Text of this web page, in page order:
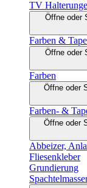
TV
Öffne oder
Farben &
Öffne oder
Farben
Öffne oder
Farben- &
Öffne oder
Abbeizer,
Fliesenkleber
Grundierung